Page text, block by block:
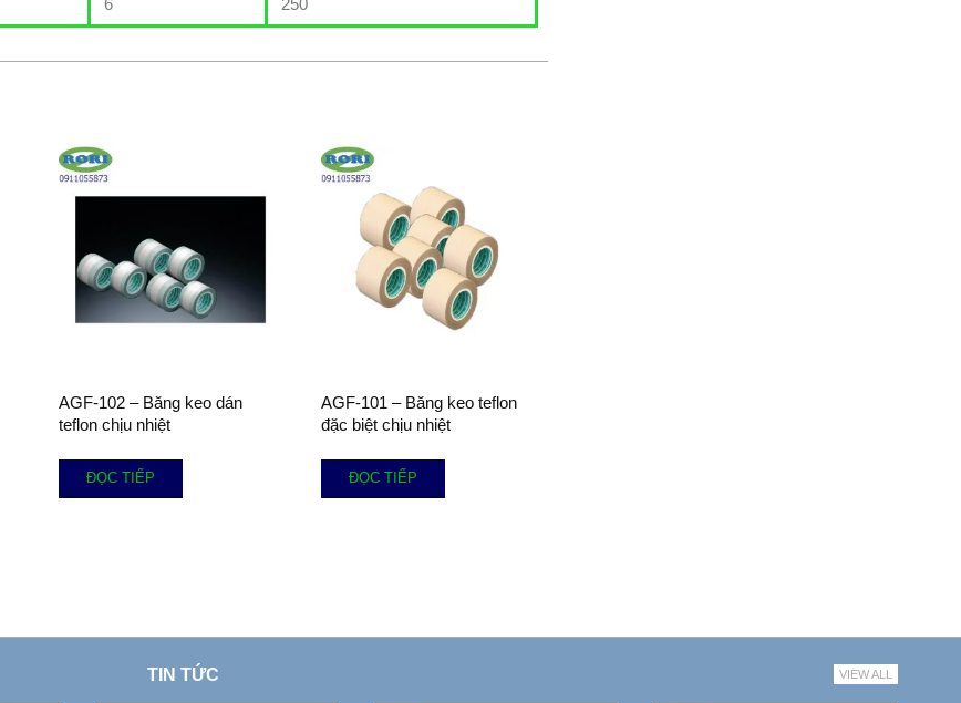
6 250
AGF-102 – Băng keo dán
teflon chịu nhiệt
ĐỌC TIẾP
AGF-101 – Băng keo teflon
đặc biệt chịu nhiệt
ĐỌC TIẾP
TIN TỨC VIEW ALL